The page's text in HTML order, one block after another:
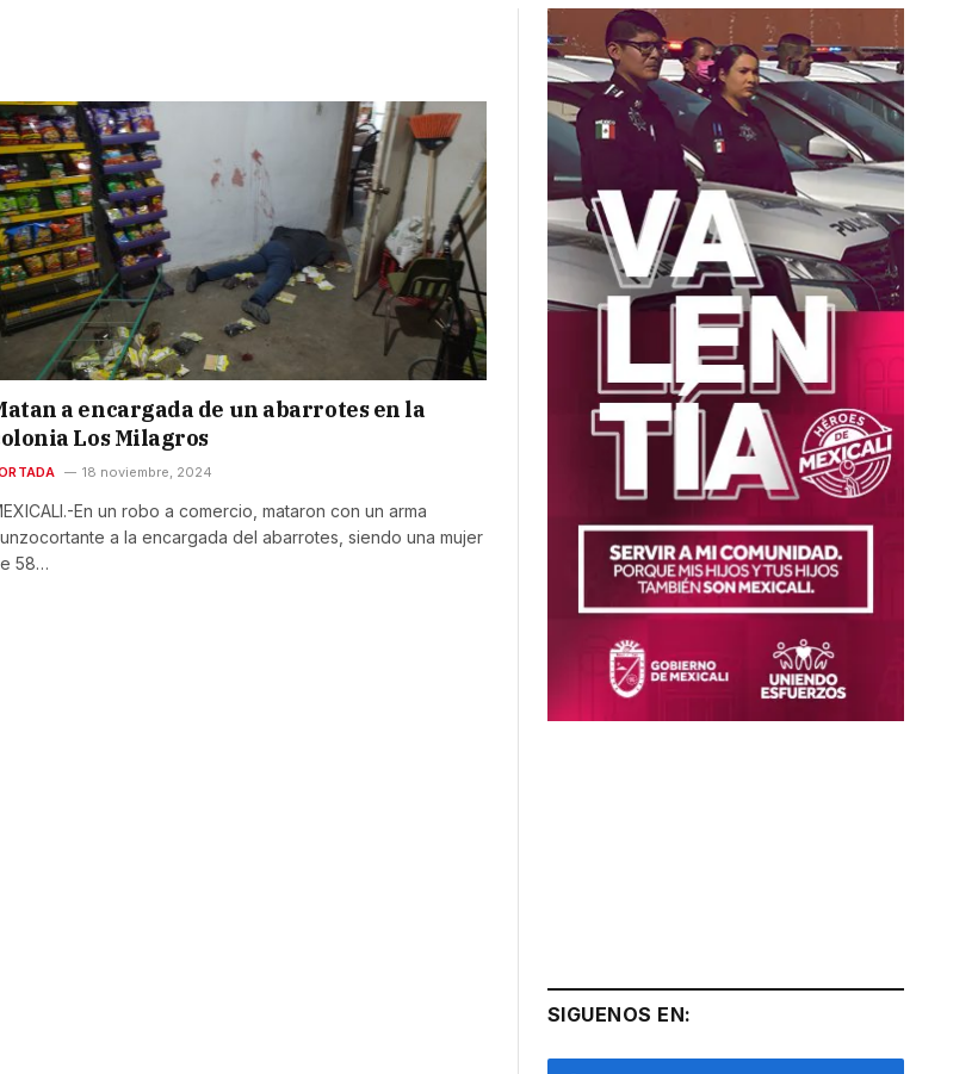
a encargada de un abarrotes en la
Los Milagros
18 noviembre, 2024
En un robo a comercio, mataron con un arma
a la encargada del abarrotes, siendo una mujer
58…
SIGUENOS EN: